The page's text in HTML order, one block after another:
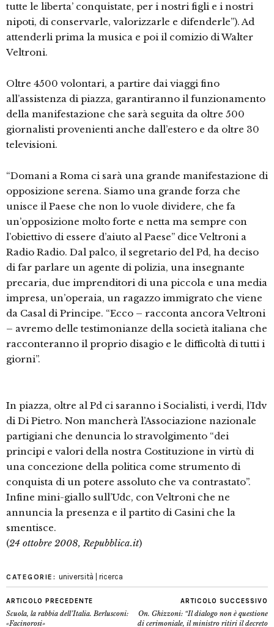
tutte le liberta’ conquistate, per i nostri figli e i nostri
nipoti, di conservarle, valorizzarle e difenderle”). Ad
attenderli prima la musica e poi il comizio di Walter
Veltroni.
Oltre 4500 volontari, a partire dai viaggi fino
all’assistenza di piazza, garantiranno il funzionamento
della manifestazione che sarà seguita da oltre 500
giornalisti provenienti anche dall’estero e da oltre 30
televisioni.
“Domani a Roma ci sarà una grande manifestazione di
opposizione serena. Siamo una grande forza che
unisce il Paese che non lo vuole dividere, che fa
un’opposizione molto forte e netta ma sempre con
l’obiettivo di essere d’aiuto al Paese” dice Veltroni a
Radio Radio. Dal palco, il segretario del Pd, ha deciso
di far parlare un agente di polizia, una insegnante
precaria, due imprenditori di una piccola e una media
impresa, un’operaia, un ragazzo immigrato che viene
da Casal di Principe. “Ecco – racconta ancora Veltroni
– avremo delle testimonianze della società italiana che
racconteranno il proprio disagio e le difficoltà di tutti i
giorni”.
In piazza, oltre al Pd ci saranno i Socialisti, i verdi, l’Idv
di Di Pietro. Non mancherà l’Associazione nazionale
partigiani che denuncia lo stravolgimento “dei
principi e valori della nostra Costituzione in virtù di
una concezione della politica come strumento di
conquista di un potere assoluto che va contrastato”.
Infine mini-giallo sull’Udc, con Veltroni che ne
annuncia la presenza e il partito di Casini che la
smentisce.
(24 ottobre 2008, Repubblica.it)
CATEGORIE: università | ricerca
ARTICOLO PRECEDENTE
Scuola, la rabbia dell’Italia. Berlusconi:
«Facinorosi»
ARTICOLO SUCCESSIVO
On. Ghizzoni: “Il dialogo non è questione
di cerimoniale, il ministro ritiri il decreto